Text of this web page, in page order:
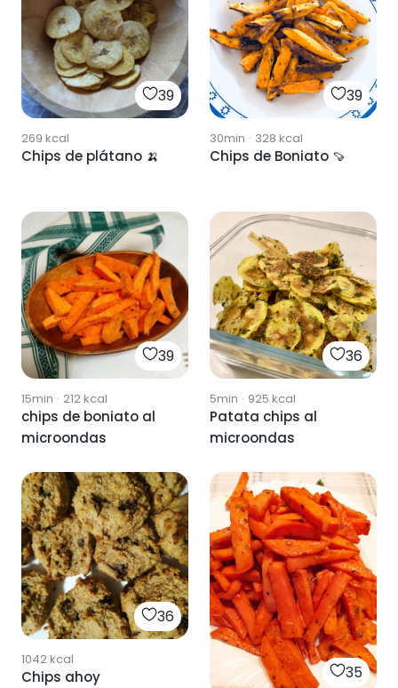
39
269 kcal
Chips de plátano 🍌
39
30min · 328 kcal
Chips de Boniato 🍠
39
15min · 212kcal
chips de boniato al
microondas
36
5min · 925 kcal
Patata chips al
microondas
36
1042kcal
Chips ahoy
35